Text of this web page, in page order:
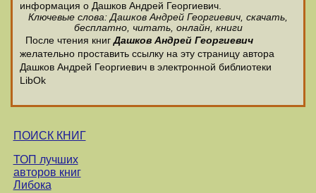
информация о Дашков Андрей Георгиевич.
Ключевые слова: Дашков Андрей Георгиевич, скачать,
бесплатно, читать, онлайн, книги
После чтения книгДашков Андрей Георгиевич
желательно проставить ссылку на эту страницу автора
Дашков Андрей Георгиевич в электронной библиотеки
LibOk
ПОИСК КНИГ
ТОП лучших
авторов книг
Либока